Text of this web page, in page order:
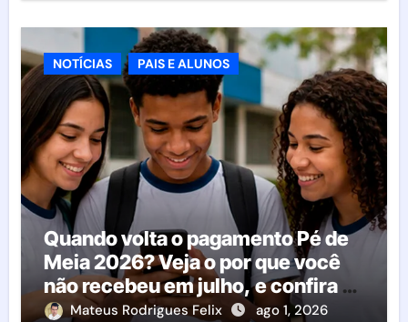
NOTÍCIAS PAIS E ALUNOS
Quando volta o pagamento Pé de
Meia 2026? Veja o por que você
não recebeu em julho, e confira o
calendário oficial
Mateus Rodrigues Felix ago 1, 2026